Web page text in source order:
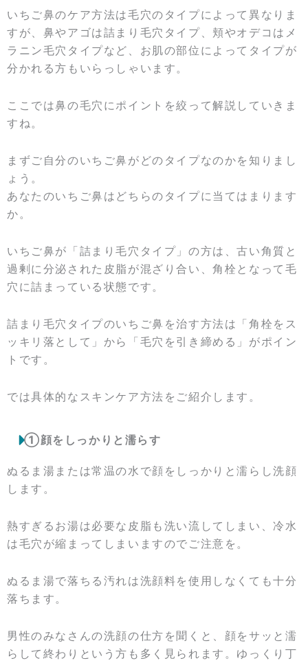
いちご鼻のケア方法は毛穴のタイプによって異なりま
すが、鼻やアゴは詰まり毛穴タイプ、頬やオデコはメ
ラニン毛穴タイプなど、お肌の部位によってタイプが
分かれる方もいらっしゃいます。
ここでは鼻の毛穴にポイントを絞って解説していきま
すね。
まずご自分のいちご鼻がどのタイプなのかを知りまし
ょう。
あなたのいちご鼻はどちらのタイプに当てはまります
か。
いちご鼻が「詰まり毛穴タイプ」の方は、古い角質と
過剰に分泌された皮脂が混ざり合い、角栓となって毛
穴に詰まっている状態です。
詰まり毛穴タイプのいちご鼻を治す方法は「角栓をス
ッキリ落として」から「毛穴を引き締める」がポイン
トです。
では具体的なスキンケア方法をご紹介します。
①顔をしっかりと濡らす
ぬるま湯または常温の水で顔をしっかりと濡らし洗顔
します。
熱すぎるお湯は必要な皮脂も洗い流してしまい、冷水
は毛穴が縮まってしまいますのでご注意を。
ぬるま湯で落ちる汚れは洗顔料を使用しなくても十分
落ちます。
男性のみなさんの洗顔の仕方を聞くと、顔をサッと濡
らして終わりという方も多く見られます。ゆっくり丁